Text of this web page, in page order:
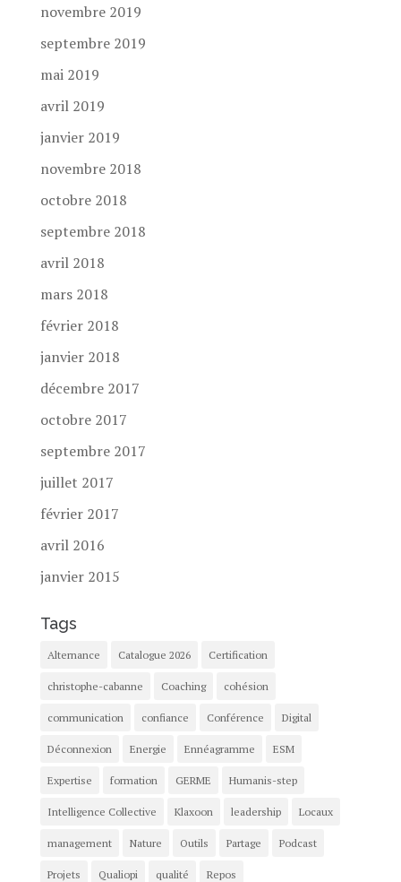
novembre 2019
septembre 2019
mai 2019
avril 2019
janvier 2019
novembre 2018
octobre 2018
septembre 2018
avril 2018
mars 2018
février 2018
janvier 2018
décembre 2017
octobre 2017
septembre 2017
juillet 2017
février 2017
avril 2016
janvier 2015
Tags
Alternance Catalogue 2026 Certification
christophe-cabanne Coaching cohésion
communication confiance Conférence Digital
Déconnexion Energie Ennéagramme ESM
Expertise formation GERME Humanis-step
Intelligence Collective Klaxoon leadership Locaux
management Nature Outils Partage Podcast
Projets Qualiopi qualité Repos